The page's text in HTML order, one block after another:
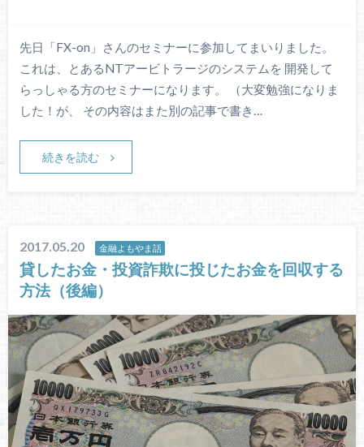
先日「FX-on」さんのセミナーに参加してまいりました。
これは、とあるNTアービトラージのシステムを 開発して
らっしゃる方のセミナーになります。 （大変勉強になりま
した！が、 その内容はまた別の記事で書き…
続きを読む
2017.05.20 金融よもやま話
貸したお金・投資詐欺に投じたお金を回収する
方法（後編）